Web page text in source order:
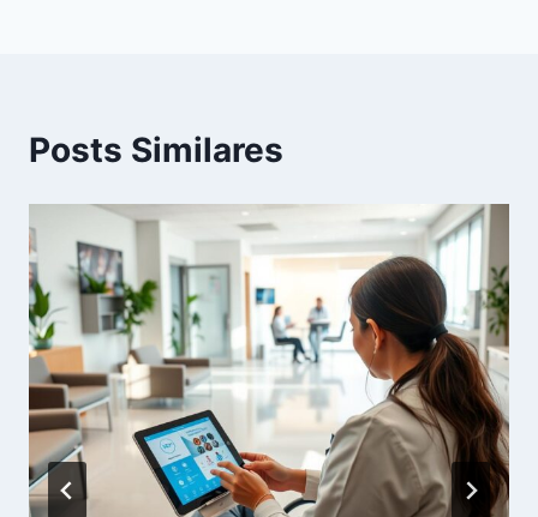
Posts Similares